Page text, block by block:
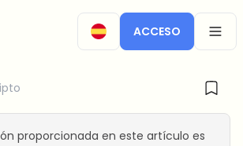
ACCESO
proporcionada en este artículo es